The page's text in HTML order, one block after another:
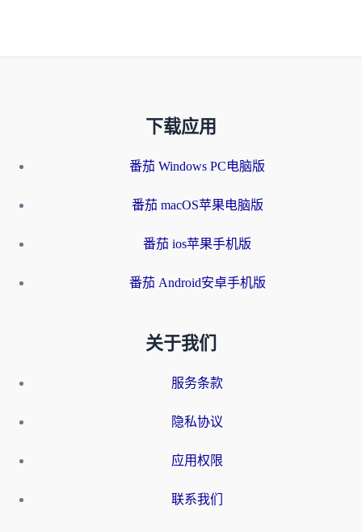
下载应用
番茄 Windows PC电脑版
番茄 macOS苹果电脑版
番茄 ios苹果手机版
番茄 Android安卓手机版
关于我们
服务条款
隐私协议
应用权限
联系我们